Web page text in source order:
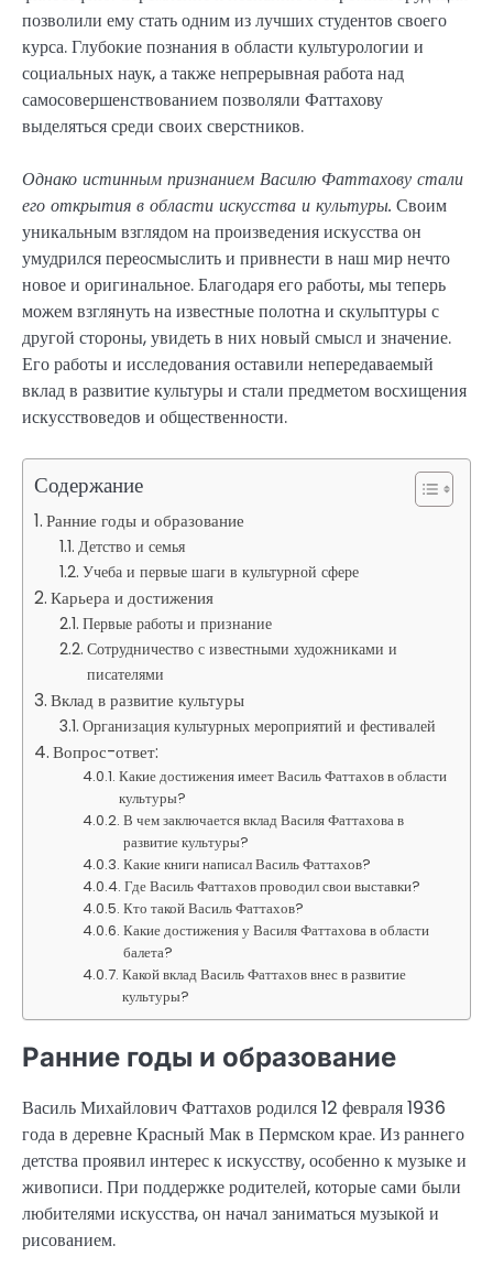
позволили ему стать одним из лучших студентов своего
курса. Глубокие познания в области культурологии и
социальных наук, а также непрерывная работа над
самосовершенствованием позволяли Фаттахову
выделяться среди своих сверстников.
Однако истинным признанием Василю Фаттахову стали
его открытия в области искусства и культуры. Своим
уникальным взглядом на произведения искусства он
умудрился переосмыслить и привнести в наш мир нечто
новое и оригинальное. Благодаря его работы, мы теперь
можем взглянуть на известные полотна и скульптуры с
другой стороны, увидеть в них новый смысл и значение.
Его работы и исследования оставили непередаваемый
вклад в развитие культуры и стали предметом восхищения
искусствоведов и общественности.
Содержание
Ранние годы и образование
Детство и семья
Учеба и первые шаги в культурной сфере
Карьера и достижения
Первые работы и признание
Сотрудничество с известными художниками и
писателями
Вклад в развитие культуры
Организация культурных мероприятий и фестивалей
Вопрос-ответ:
Какие достижения имеет Василь Фаттахов в области
культуры?
В чем заключается вклад Василя Фаттахова в
развитие культуры?
Какие книги написал Василь Фаттахов?
Где Василь Фаттахов проводил свои выставки?
Кто такой Василь Фаттахов?
Какие достижения у Василя Фаттахова в области
балета?
Какой вклад Василь Фаттахов внес в развитие
культуры?
Ранние годы и образование
Василь Михайлович Фаттахов родился 12 февраля 1936
года в деревне Красный Мак в Пермском крае. Из раннего
детства проявил интерес к искусству, особенно к музыке и
живописи. При поддержке родителей, которые сами были
любителями искусства, он начал заниматься музыкой и
рисованием.